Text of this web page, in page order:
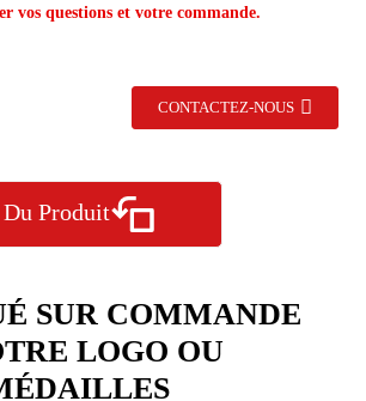
vos questions et votre commande.
CONTACTEZ-NOUS
Produit
SUR COMMANDE
LOGO OU